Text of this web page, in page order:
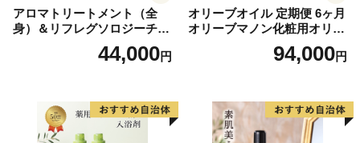
アロマトリートメント（全
身）＆リフレグソロジーチケ
44,000円
オリーブオイル 定期便 6ヶ月
オリーブマノン化粧用オリー
ブオイル 200ml オリーブ オ
イル 美容 スキンケア 化粧用
94,000円